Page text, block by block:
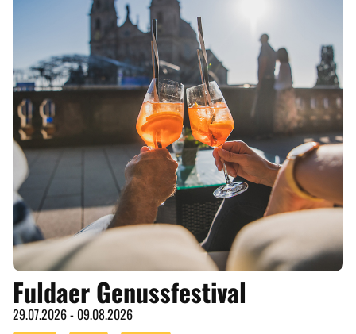
Fuldaer Genussfestival
29.07.2026 - 09.08.2026